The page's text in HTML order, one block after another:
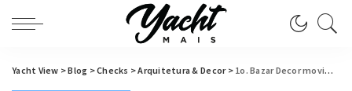
Yacht View >Blog >Checks >Arquitetura & Decor> 1o. Bazar Decor movimenta o Grupo Empório